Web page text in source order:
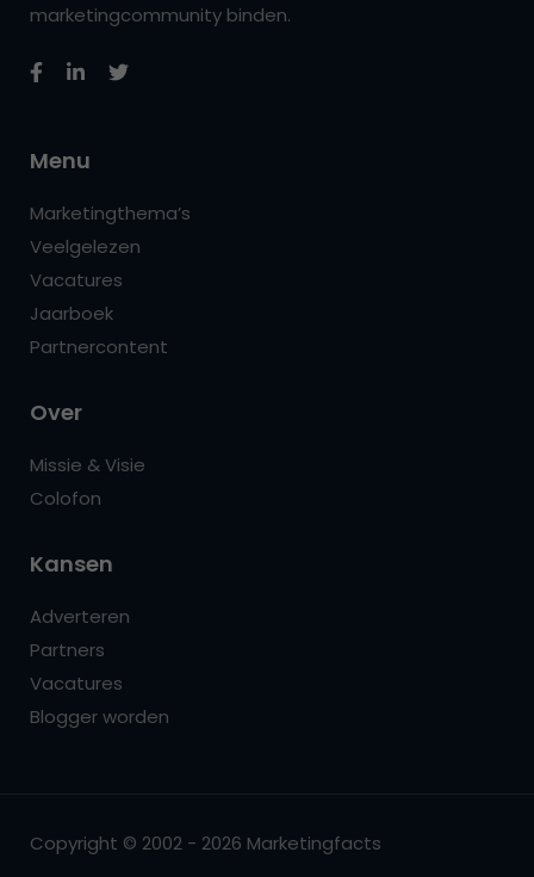
marketingcommunity binden.
Menu
Marketingthema’s
Veelgelezen
Vacatures
Jaarboek
Partnercontent
Over
Missie & Visie
Colofon
Kansen
Adverteren
Partners
Vacatures
Blogger worden
Copyright © 2002 - 2026 Marketingfacts